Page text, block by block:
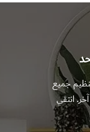
جميع
انتقي